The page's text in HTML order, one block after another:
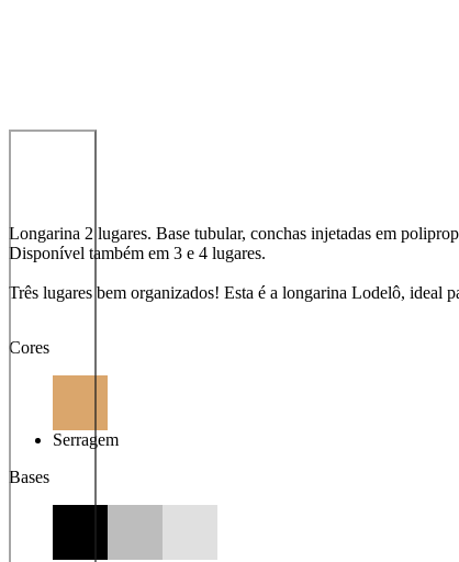
Longarina 2 lugares. Base tubular, conchas injetadas em
Disponível também em 3 e 4 lugares.
Três lugares bem organizados! Esta é a longarina Lodelô, ideal
Cores
Serragem
Bases